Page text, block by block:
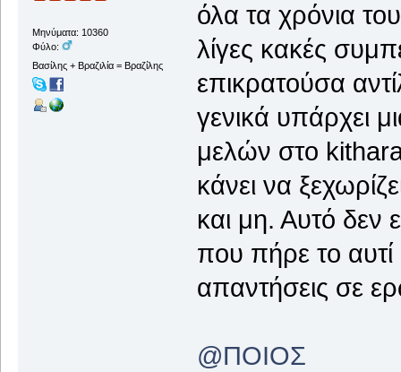
Μηνύματα: 10360
Φύλο:
Βασίλης + Βραζιλία = Βραζίλης
όλα τα χρόνια
λίγες κακές
επικρατούσα
γενικά υπάρχει
μελών στο
κάνει να
και μη. Αυτό δεν
που πήρε το αυτί
απαντήσεις σε
@ΠΟΙΟΣ